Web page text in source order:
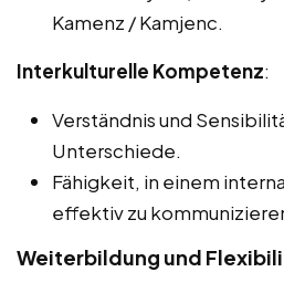
Kamenz / Kamjenc.
Interkulturelle Kompetenz:
Verständnis und
Unterschiede.
Fähigkeit, in einem
effektiv zu
Weiterbildung und